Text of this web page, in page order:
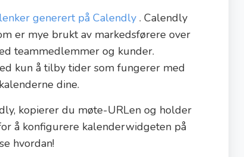
generert på Calendly. Calendly
er mye brukt av markedsførere over
teammedlemmer og kunder.
kun å tilby tider som fungerer med
dine.
kopierer du møte-URLen og holder
å konfigurere kalenderwidgeten på
hvordan!